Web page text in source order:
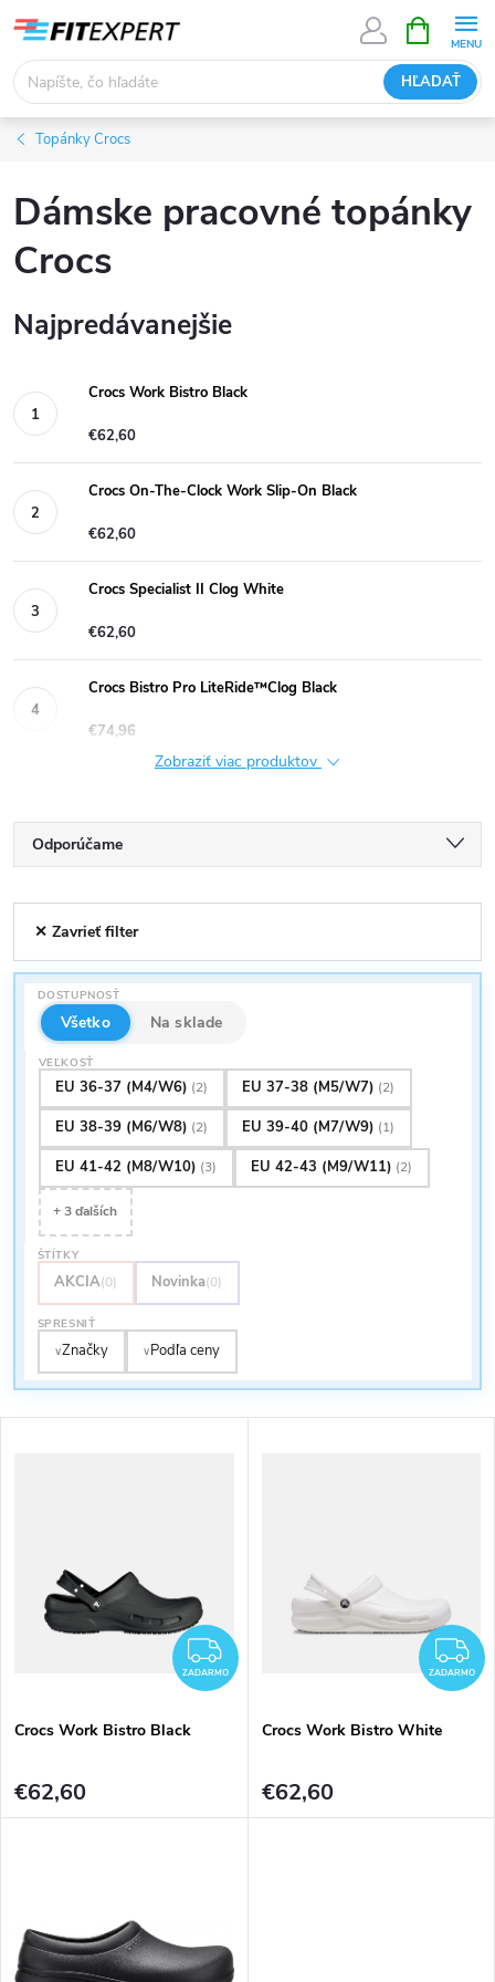
obsah
HĽADAŤ
KOŠÍK
Topánky Crocs
Dámske pracovné topánky
Crocs
Najpredávanejšie
Crocs Work Bistro Black
€62,60
Crocs On-The-Clock Work Slip-On Black
€62,60
Crocs Specialist II Clog White
€62,60
Crocs Bistro Pro LiteRide™Clog Black
€74,96
Zobraziť viac produktov
R
a
d
d
Odporúčame
Najdrahšie
Najpredávanejšie
Abecedne
V
ý
d
u
✕ Zavrieť filter
DOSTUPNOSŤ
Všetko Na sklade
VEĽKOSŤ
EU 36-37 (M4/W6) (2) EU 37-38 (M5/W7) (2)
EU 38-39 (M6/W8) (2) EU 39-40 (M7/W9) (1)
EU 41-42 (M8/W10) (3) EU 42-43 (M9/W11) (2)
+ 3 ďalších
ŠTÍTKY
AKCIA(0) Novinka(0)
SPRESNIŤ
∨Značky ∨Podľa ceny
ZADARMO
ZADARMO
Crocs Work Bistro Black
€62,60
ZADARMO
Crocs Work Bistro White
€62,60